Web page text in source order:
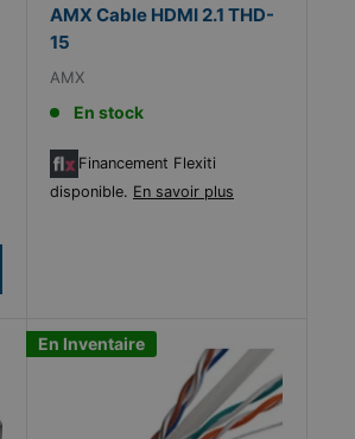
AMX Cable HDMI 2.1 THD-
15
AMX
En stock
Financement Flexiti
disponible. En savoir plus
En Inventaire